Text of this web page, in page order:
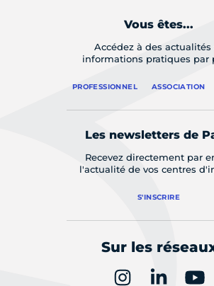
Vous êtes...
Accédez à des actualités
informations pratiques par
PROFESSIONNEL ASSOCIATION
Les newsletters de
Recevez directement par
l'actualité de vos centres
S'INSCRIRE
Sur les